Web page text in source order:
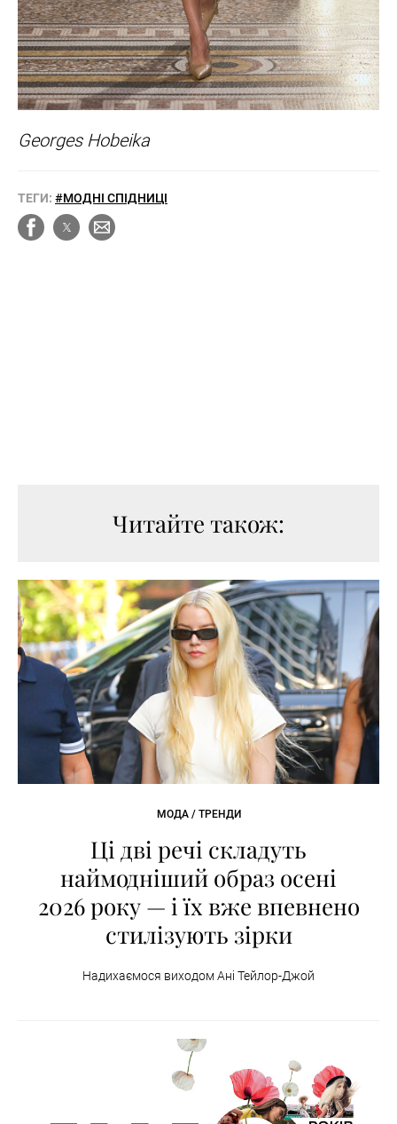
Georges Hobeika
ТЕГИ: #МОДНІ СПІДНИЦІ
Читайте також:
МОДА / ТРЕНДИ
Ці дві речі складуть
наймодніший образ осені
2026 року — і їх вже впевнено
стилізують зірки
Надихаємося виходом Ані Тейлор-Джой